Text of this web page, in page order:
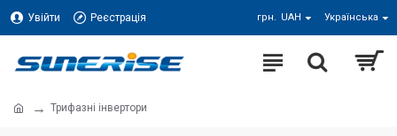
Увійти Реєстрація грн. UAH Українська
Трифазні інвертори